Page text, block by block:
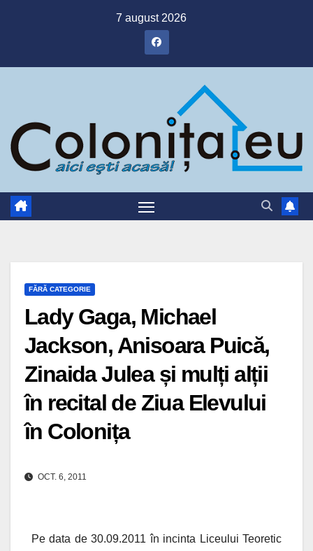
7 august 2026
FĂRĂ CATEGORIE
Lady Gaga, Michael
Jackson, Anisoara Puică,
Zinaida Julea și mulți alții
în recital de Ziua Elevului
în Colonița
OCT. 6, 2011
Pe data de 30.09.2011 în incinta Liceului Teoretic